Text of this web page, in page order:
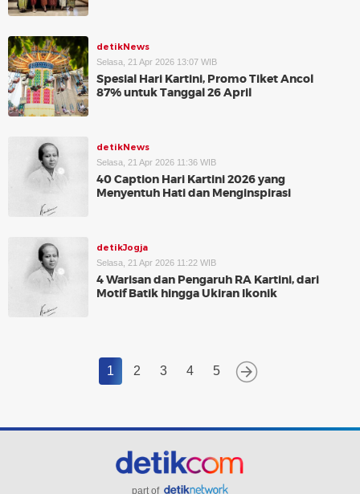
detikNews
Selasa, 21 Apr 2026 13:07 WIB
Spesial Hari Kartini, Promo Tiket Ancol
87% untuk Tanggal 26 April
detikNews
Selasa, 21 Apr 2026 11:36 WIB
40 Caption Hari Kartini 2026 yang
Menyentuh Hati dan Menginspirasi
detikJogja
Selasa, 21 Apr 2026 11:22 WIB
4 Warisan dan Pengaruh RA Kartini, dari
Motif Batik hingga Ukiran Ikonik
1 2 3 4 5
part of